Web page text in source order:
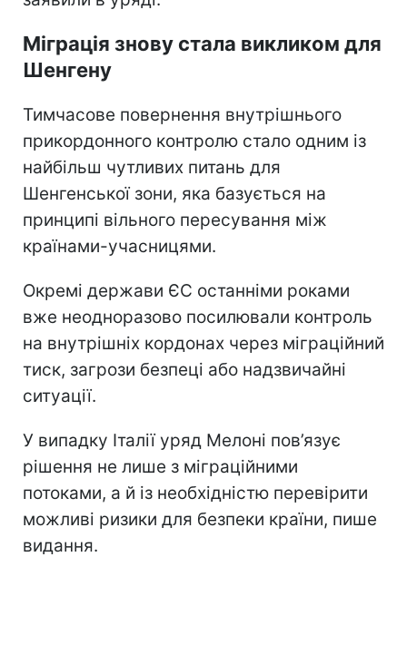
Міграція знову стала викликом для
Шенгену
Тимчасове повернення внутрішнього
прикордонного контролю стало одним із
найбільш чутливих питань для
Шенгенської зони, яка базується на
принципі вільного пересування між
країнами-учасницями.
Окремі держави ЄС останніми роками
вже неодноразово посилювали контроль
на внутрішніх кордонах через міграційний
тиск, загрози безпеці або надзвичайні
ситуації.
У випадку Італії уряд Мелоні пов’язує
рішення не лише з міграційними
потоками, а й із необхідністю перевірити
можливі ризики для безпеки країни, пише
видання.